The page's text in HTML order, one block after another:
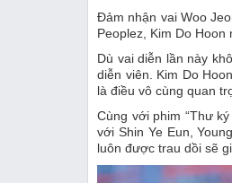
Đảm nhận vai Woo
Peoplez, Kim Do
Dù vai diễn lần này
diễn viên. Kim Do
là điều vô cùng quan
Cùng với phim “Thư
với Shin Ye Eun,
luôn được trau dồi sẽ